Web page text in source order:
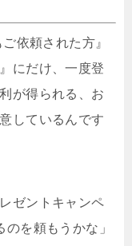
依頼された方』
にだけ、一度登
が得られる、お
しているんです
ゼントキャンペ
を頼もうかな」